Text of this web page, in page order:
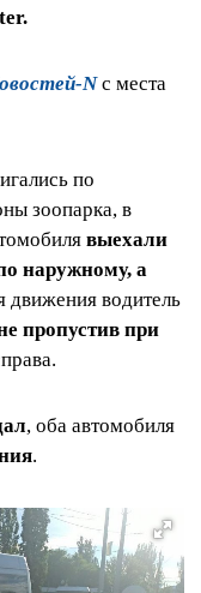
Nс места
по
зоопарка, в
выехали
наружному, а
движения водитель
пропустив при
, оба автомобиля
.